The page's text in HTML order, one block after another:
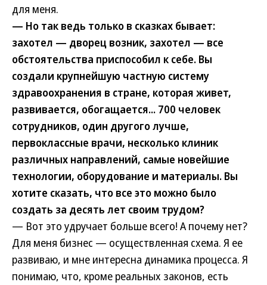
для меня.
— Но так ведь только в сказках бывает:
захотел — дворец возник, захотел — все
обстоятельства приспособил к себе. Вы
создали крупнейшую частную систему
здравоохранения в стране, которая живет,
развивается, обогащается... 700 человек
сотрудников, один другого лучше,
первоклассные врачи, несколько клиник
различных направлений, самые новейшие
технологии, оборудование и материалы. Вы
хотите сказать, что все это можно было
создать за десять лет своим трудом?
— Вот это удручает больше всего! А почему нет?
Для меня бизнес — осуществленная схема. Я ее
развиваю, и мне интересна динамика процесса. Я
понимаю, что, кроме реальных законов, есть